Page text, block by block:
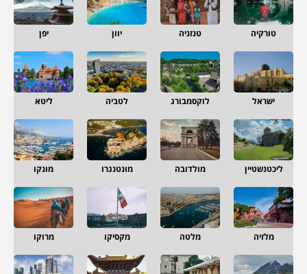
טורקיה טנזניה יוון יפן
ישראל לוקסמבורג לטביה ליטא
ליכטנשטיין מולדובה מונטנגרו מונקו
מלזיה מלטה מקסיקו מרוקו